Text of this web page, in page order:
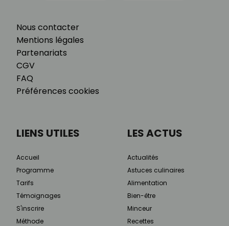
Nous contacter
Mentions légales
Partenariats
CGV
FAQ
Préférences cookies
LIENS UTILES
Accueil
Programme
Tarifs
Témoignages
S'inscrire
Méthode
LES ACTUS
Actualités
Astuces culinaires
Alimentation
Bien-être
Minceur
Recettes